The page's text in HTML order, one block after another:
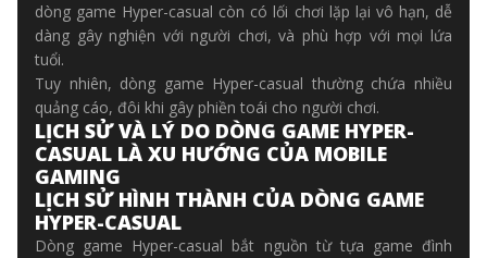
dòng game Hyper-casual còn có lối chơi lặp lại vô hạn, dễ
dàng gây nghiện với người chơi, và phù hợp với mọi lứa
tuổi.
Tuy nhiên, dòng game Hyper-casual thường chứa nhiều
quảng cáo, đôi khi gây phiền toái cho người chơi.
LỊCH SỬ VÀ LÝ DO DÒNG GAME HYPER-
CASUAL LÀ XU HƯỚNG CỦA MOBILE
GAMING
LỊCH SỬ HÌNH THÀNH CỦA DÒNG GAME
HYPER-CASUAL
Dòng game Hyper-casual bắt nguồn từ tựa game đình